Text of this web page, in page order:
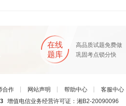
在线
题库
高品质试题免费做
巩固考点锁分快
合作 ┊ 网站声明 ┊ 帮助中心 ┊ 客服中心
增值电信业务经营许可证：湘B2-20090096